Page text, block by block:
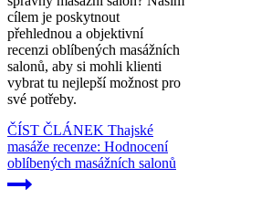
cílem je poskytnout
přehlednou a objektivní
recenzi oblíbených masážních
salonů, aby si mohli klienti
vybrat tu nejlepší možnost pro
své potřeby.
ČÍST ČLÁNEK Thajské
masáže recenze: Hodnocení
oblíbených masážních salonů